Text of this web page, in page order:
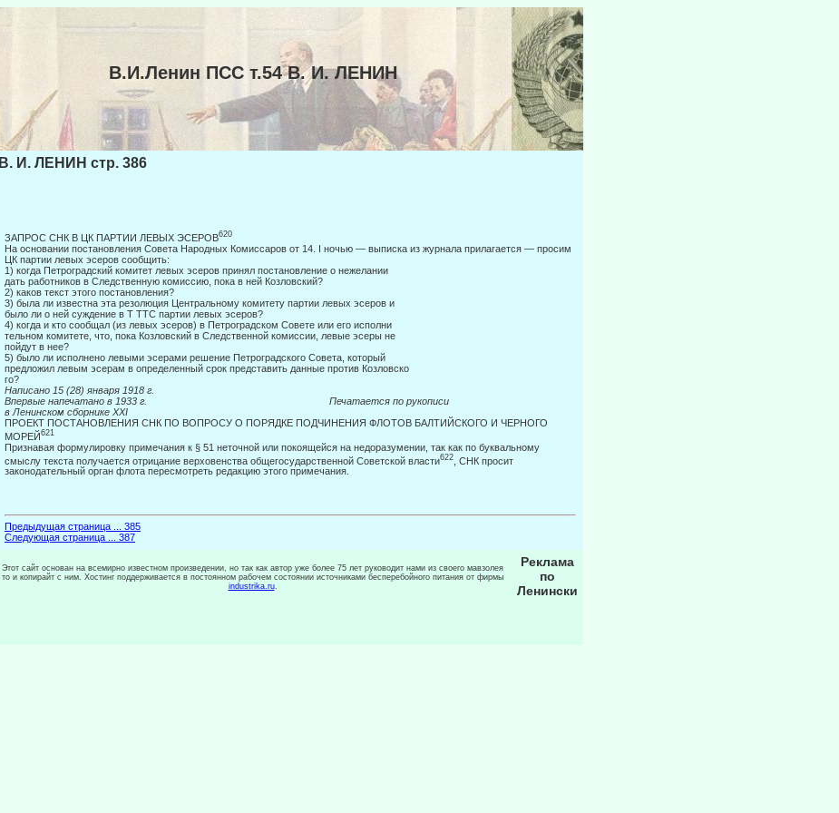
В.И.Ленин ПСС т.54 В. И. ЛЕНИН
В. И. ЛЕНИН стр. 386
ЗАПРОС СНК В ЦК ПАРТИИ ЛЕВЫХ ЭСЕРОВ620
На основании постановления Совета Народных Комиссаров от 14. I ночью — вы­писка из журнала прилагается — просим
ЦК партии левых эсеров сообщить:
1) когда Петроградский комитет левых эсеров принял постановление о нежелании
дать работников в Следственную комиссию, пока в ней Козловский?
2) каков текст этого постановления?
3) была ли известна эта резолюция Центральному комитету партии левых эсеров и
было ли о ней суждение в Τ TTC партии левых эсеров?
4) когда и кто сообщал (из левых эсеров) в Петроградском Совете или его исполни­
тельном комитете, что, пока Козловский в Следственной комиссии, левые эсеры не
пойдут в нее?
5) было ли исполнено левыми эсерами решение Петроградского Совета, который
предложил левым эсерам в определенный срок представить данные против Козловско­
го?
Написано 15 (28) января 1918 г.
Впервые напечатано в 1933 г. Печатается по рукописи
в Ленинском сборнике XXI
ПРОЕКТ ПОСТАНОВЛЕНИЯ СНК ПО ВОПРОСУ О ПОРЯДКЕ ПОДЧИНЕНИЯ ФЛОТОВ БАЛТИЙСКОГО И ЧЕРНОГО
МОРЕЙ621
Признавая формулировку примечания к § 51 неточной или покоящейся на недоразу­мении, так как по буквальному
смыслу текста получается отрицание верховенства об­щегосударственной Советской власти622 , СНК просит
законодательный орган флота пе­ресмотреть редакцию этого примечания.
Предыдущая страница ... 385
Следующая страница ... 387
Этот сайт основан на всемирно известном произведении, но так как автор уже более 75 лет руководит нами из своего мавзолея
то и копирайт с ним. Хостинг поддерживается в постоянном рабочем состоянии источниками бесперебойного питания от фирмы
industrika.ru.
Реклама
по
Ленински